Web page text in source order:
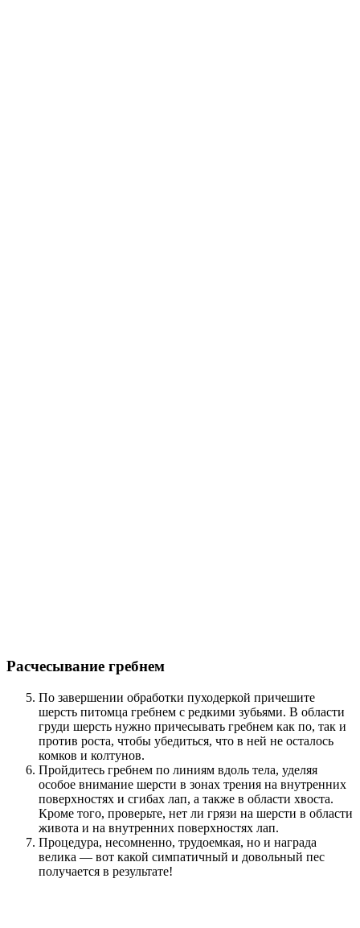
Расчесывание гребнем
По завершении обработки пуходеркой причешите
шерсть питомца гребнем с редкими зубьями. В области
груди шерсть нужно причесывать гребнем как по, так и
против роста, чтобы убедиться, что в ней не осталось
комков и колтунов.
Пройдитесь гребнем по линиям вдоль тела, уделяя
особое внимание шерсти в зонах трения на внутренних
поверхностях и сгибах лап, а также в области хвоста.
Кроме того, проверьте, нет ли грязи на шерсти в области
живота и на внутренних поверхностях лап.
Процедура, несомненно, трудоемкая, но и награда
велика — вот какой симпатичный и довольный пес
получается в результате!